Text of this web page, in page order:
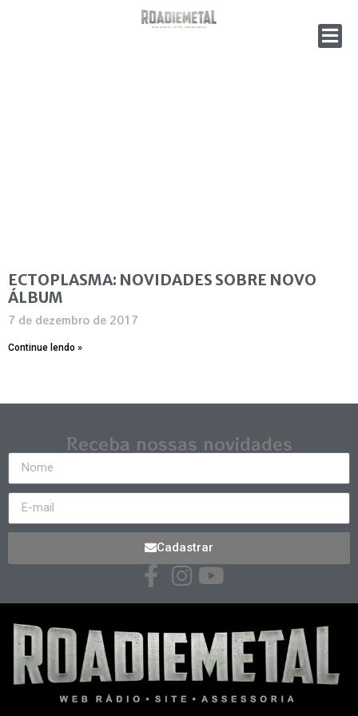
ECTOPLASMA: NOVIDADES SOBRE NOVO
ÁLBUM
7 de dezembro de 2017
Continue lendo »
Receba nossas novidades
Cadastrar